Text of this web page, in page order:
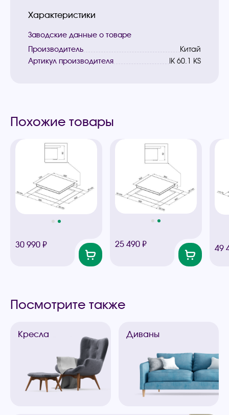
Характеристики
Заводские данные о товаре
Производитель
Китай
Артикул производителя
IK 60.1 KS
Похожие товары
30 990 ₽ 25 490 ₽ 49
Посмотрите также
Кресла Диваны